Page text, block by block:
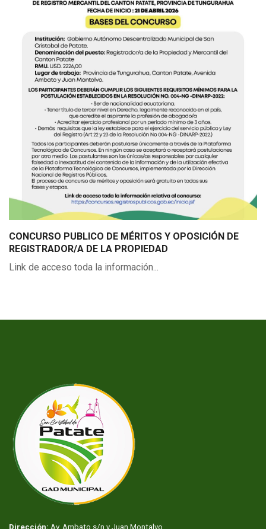
CONCURSO PUBLICO DE MÉRITOS Y OPOSICIÓN DE
REGISTRADOR/A DE LA PROPIEDAD
Link de acceso toda la información...
Dirección: Av. Ambato s/n y Juan Montalvo